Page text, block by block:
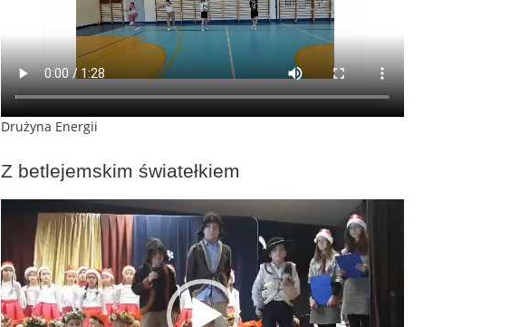
Drużyna Energii
Z betlejemskim światełkiem
Odtwarzacz